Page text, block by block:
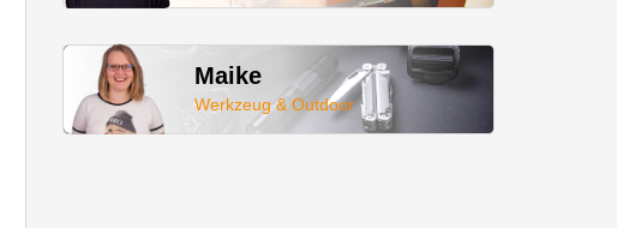
Maike
Werkzeug & Outdoor